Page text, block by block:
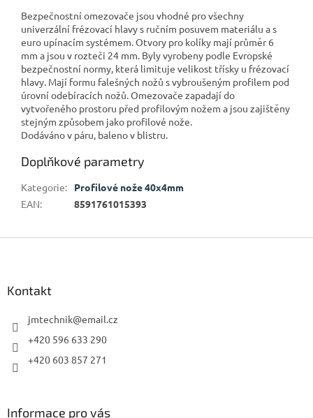
Bezpečnostní omezovače jsou vhodné pro všechny
univerzální frézovací hlavy s ručním posuvem materiálu a s
euro upínacím systémem. Otvory pro kolíky mají průměr 6
mm a jsou v rozteči 24 mm. Byly vyrobeny podle Evropské
bezpečnostní normy, která limituje velikost třísky u frézovací
hlavy. Mají formu falešných nožů s vybroušeným profilem pod
úrovní odebíracích nožů. Omezovače zapadají do
vytvořeného prostoru před profilovým nožem a jsou zajištěny
stejným způsobem jako profilové nože.
Dodáváno v páru, baleno v blistru.
Doplňkové parametry
Kategorie:
Profilové nože 40x4mm
EAN: 8591761015393
Kontakt
jmtechnik@email.cz
+420 596 633 290
+420 603 857 271
Informace pro vás